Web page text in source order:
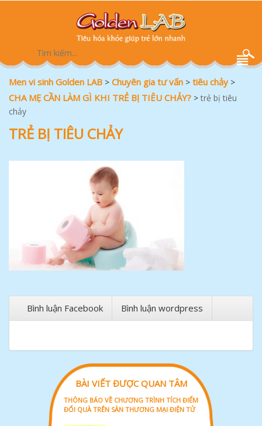
Men vi sinh Golden LAB > Chuyên gia tư vấn > tiêu chảy>
CHA MẸ CẦN LÀM GÌ KHI TRẺ BỊ TIÊU CHẢY? >trẻ bị tiêu
chảy
TRẺ BỊ TIÊU CHẢY
Bình luận Facebook Bình luận wordpress
BÀI VIẾT ĐƯỢC QUAN TÂM
THÔNG BÁO VỀ CHƯƠNG TRÌNH TÍCH ĐIỂM
ĐỔI QUÀ TRÊN SÀN THƯƠNG MẠI ĐIỆN TỬ